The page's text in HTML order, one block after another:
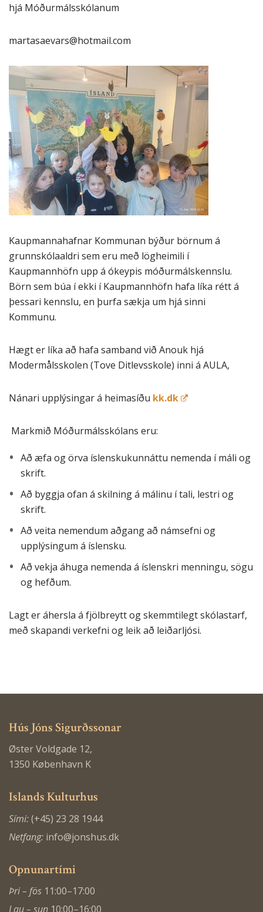
hjá Móðurmálsskólanum
martasaevars@hotmail.com
Kaupmannahafnar Kommunan býður börnum á
grunnskólaaldri sem eru með lögheimili í
Kaupmannhöfn upp á ókeypis móðurmálskennslu.
Börn sem búa í ekki í Kaupmannhöfn hafa líka rétt á
þessari kennslu, en þurfa sækja um hjá sinni
Kommunu.
Hægt er líka að hafa samband við Anouk hjá
Modermålsskolen (Tove Ditlevsskole) inni á AULA,
Nánari upplýsingar á heimasíðu kk.dk
Markmið Móðurmálsskólans eru:
Að æfa og örva íslenskukunnáttu nemenda í máli og
skrift.
Að byggja ofan á skilning á málinu í tali, lestri og
skrift.
Að veita nemendum aðgang að námsefni og
upplýsingum á íslensku.
Að vekja áhuga nemenda á íslenskri menningu, sögu
og hefðum.
Lagt er áhersla á fjölbreytt og skemmtilegt skólastarf,
með skapandi verkefni og leik að leiðarljósi.
Hús Jóns Sigurðssonar
Øster Voldgade 12,
1350 København K
Islands Kulturhus
Sími:(+45) 23 28 1944
Netfang: info@jonshus.dk
Opnunartími
Þri – fös 11:00–17:00
Lau – sun 10:00–16:00